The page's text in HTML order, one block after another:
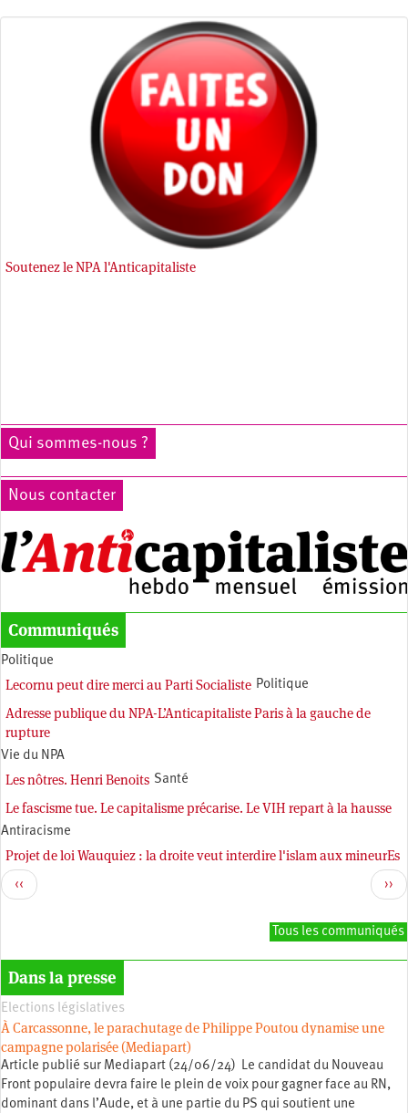
Soutenez le NPA l'Anticapitaliste
Qui sommes-nous ?
Nous contacter
Communiqués
Politique
Lecornu peut dire merci au Parti Socialiste Politique
Adresse publique du NPA-L’Anticapitaliste Paris à la gauche de
rupture
Vie du NPA
Les nôtres. Henri Benoits Santé
Le fascisme tue. Le capitalisme précarise. Le VIH repart à la hausse
Antiracisme
Projet de loi Wauquiez : la droite veut interdire l'islam aux mineurEs
Pagination
Page
précédente
‹‹ ››
Tous les communiqués
Dans la presse
Elections législatives
À Carcassonne, le parachutage de Philippe Poutou dynamise une
campagne polarisée (Mediapart)
Article publié sur Mediapart (24/06/24) Le candidat du Nouveau
Front populaire devra faire le plein de voix pour gagner face au RN,
dominant dans l’Aude, et à une partie du PS qui soutient une